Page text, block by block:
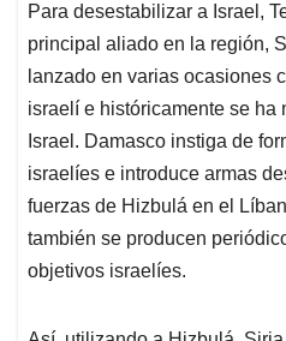
Para desestabilizar a Israel,
principal aliado en la región,
lanzado en varias ocasiones
israelí e históricamente se ha
Israel. Damasco instiga de
israelíes e introduce armas
fuerzas de Hizbulá en el
también se producen
objetivos israelíes.